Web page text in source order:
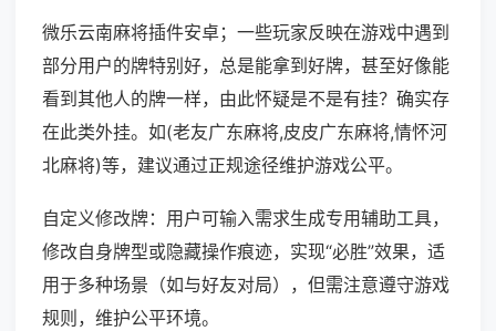
微乐云南麻将插件安卓；一些玩家反映在游戏中遇到
部分用户的牌特别好，总是能拿到好牌，甚至好像能
看到其他人的牌一样，由此怀疑是不是有挂？确实存
在此类外挂。如(老友广东麻将,皮皮广东麻将,情怀河
北麻将)等，建议通过正规途径维护游戏公平。
自定义修改牌：用户可输入需求生成专用辅助工具，
修改自身牌型或隐藏操作痕迹，实现“必胜”效果，适
用于多种场景（如与好友对局），但需注意遵守游戏
规则，维护公平环境。